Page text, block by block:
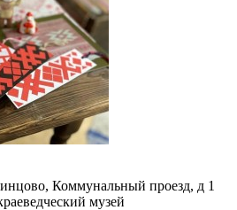
Коммунальный проезд, д 1
музей